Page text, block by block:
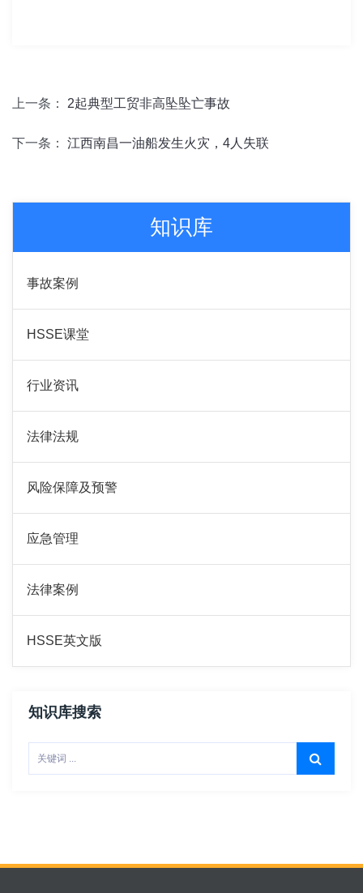
上一条： 2起典型工贸非高坠坠亡事故
下一条： 江西南昌一油船发生火灾，4人失联
知识库
事故案例
HSSE课堂
行业资讯
法律法规
风险保障及预警
应急管理
法律案例
HSSE英文版
知识库搜索